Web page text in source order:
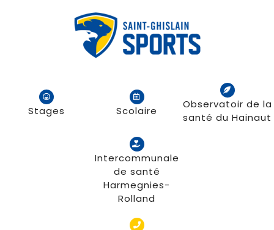
Stages Scolaire
Observatoir de la
santé du Hainaut
Intercommunale
de santé
Harmegnies-
Rolland